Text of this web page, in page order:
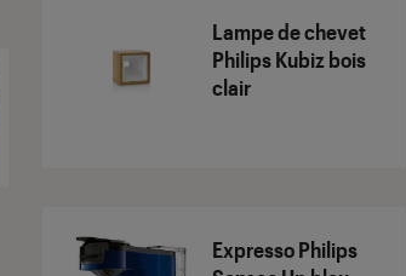
Lampe de chevet
Philips Kubiz bois
clair
Expresso Philips